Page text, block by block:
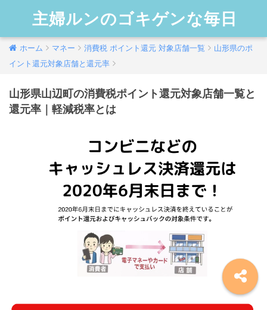
主婦ルンのゴキゲンな毎日
ホーム マネー 消費税 ポイント還元 対象店舗一覧
山形県のポ
イント還元対象店舗と還元率
山形県山辺町の消費税ポイント還元対象店舗一覧と
還元率｜軽減税率とは